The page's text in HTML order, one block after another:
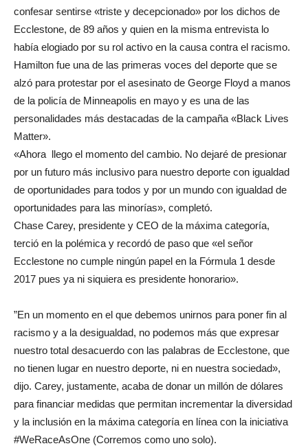
confesar sentirse «triste y decepcionado» por los dichos de
Ecclestone, de 89 años y quien en la misma entrevista lo
había elogiado por su rol activo en la causa contra el racismo.
Hamilton fue una de las primeras voces del deporte que se
alzó para protestar por el asesinato de George Floyd a manos
de la policía de Minneapolis en mayo y es una de las
personalidades más destacadas de la campaña «Black Lives
Matter».
«Ahora llego el momento del cambio. No dejaré de presionar
por un futuro más inclusivo para nuestro deporte con igualdad
de oportunidades para todos y por un mundo con igualdad de
oportunidades para las minorías», completó.
Chase Carey, presidente y CEO de la máxima categoría,
terció en la polémica y recordó de paso que «el señor
Ecclestone no cumple ningún papel en la Fórmula 1 desde
2017 pues ya ni siquiera es presidente honorario».
”En un momento en el que debemos unirnos para poner fin al
racismo y a la desigualdad, no podemos más que expresar
nuestro total desacuerdo con las palabras de Ecclestone, que
no tienen lugar en nuestro deporte, ni en nuestra sociedad»,
dijo. Carey, justamente, acaba de donar un millón de dólares
para financiar medidas que permitan incrementar la diversidad
y la inclusión en la máxima categoría en línea con la iniciativa
#WeRaceAsOne (Corremos como uno solo).